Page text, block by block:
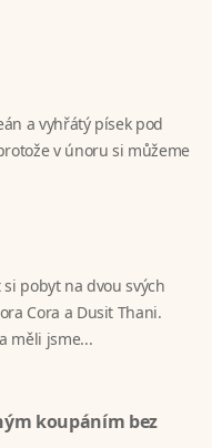
a vyhřátý písek pod
v únoru si můžeme
pobyt na dvou svých
Cora a Dusit Thani.
měli jsme...
koupáním bez